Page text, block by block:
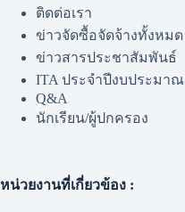
ติดต่อเรา
ข่าวจัดซื้อจัดจ้างทั้งหมด
ข่าวสารประชาสัมพันธ์
ITA ประจำปีงบประมาณ
Q&A
นักเรียน/ผู้ปกครอง
หน่วยงานที่เกี่ยวข้อง :